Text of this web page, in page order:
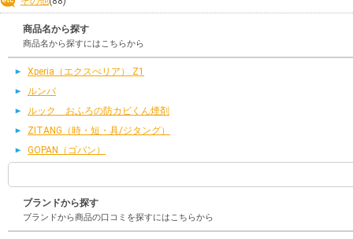
商品名から探す
商品名から探すにはこちらから
Xperia（エクスぺリア） Z1
ルンバ
ルック おふろの防カビくん煙剤
ZITANG（時・短・具/ジタング）
GOPAN（ゴパン）
ブランドから探す
ブランドから商品の口コミを探すにはこちらから